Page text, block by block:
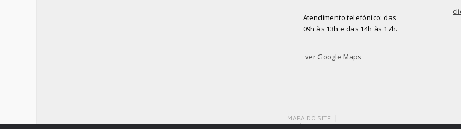
Atendimento telefónico: das
09h às 13h e das 14h às 17h.
ver Google Maps
MAPA DO SITE
POLÍTICA DE PRIVACIDADE